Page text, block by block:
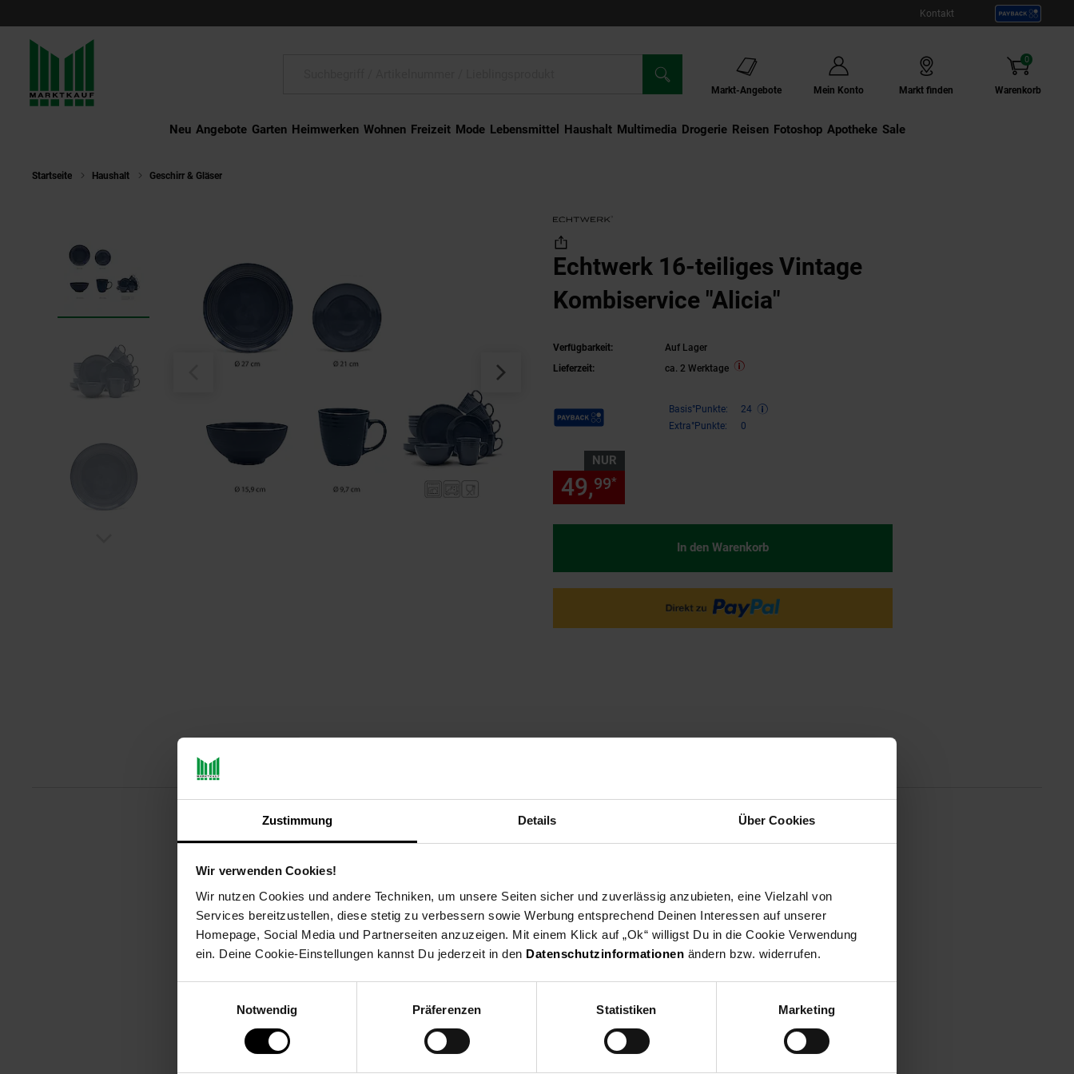
Zustimmung Details Über Cookies
Wir verwenden Cookies!
Wir nutzen Cookies und andere Techniken, um unsere Seiten sicher und zuverlässig anzubieten, eine Vielzahl von
Services bereitzustellen, diese stetig zu verbessern sowie Werbung entsprechend Deinen Interessen auf unserer
Homepage, Social Media und Partnerseiten anzuzeigen. Mit einem Klick auf „Ok“ willigst Du in die Cookie Verwendung
ein. Deine Cookie-Einstellungen kannst Du jederzeit in den Datenschutzinformationen ändern bzw. widerrufen.
Notwendig
Präferenzen Statistiken Marketing
Kontakt
Markt-Angebote Mein Konto Markt finden Warenkorb
0
Artikel
Neu Angebote Garten Heimwerken Wohnen Freizeit Mode Lebensmittel Haushalt Multimedia Drogerie Externer Link:
Reisen Externer Link:
Fotoshop Externer Link:
Apotheke Sale
Startseite Haushalt Geschirr & Gläser
Echtwerk 16-teiliges Vintage
Kombiservice "Alicia"
Verfügbarkeit:
Auf Lager
Lieferzeit:
ca. 2 Werktage
Payback Punkte Basis°Punkte:
24
Extra°Punkte:
0
NUR
49,99*
In den Warenkorb
Lieferumfang enthalten sind 4 Speiseteller (Ø 27 cm), 4 Beilagenteller (Ø 21 cm), 4 Schüsseln (Ø 15,9 cm) und 4 Teetassen (Ø 9,7),
Tischkultur zu bereichern und Ihre Gäste zu beeindrucken.
Artikelnummer: 3095002000
EAN: 4260238065165